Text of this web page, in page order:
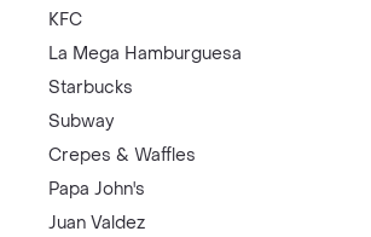
KFC
La Mega Hamburguesa
Starbucks
Subway
Crepes & Waffles
Papa John's
Juan Valdez